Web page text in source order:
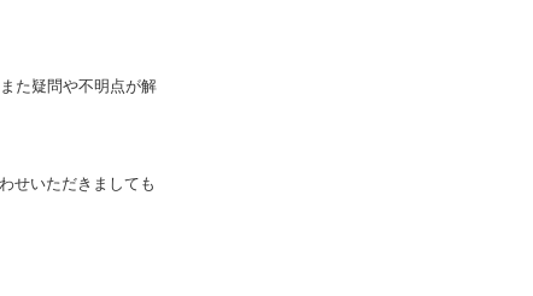
た疑問や不明点が解
せいただきましても